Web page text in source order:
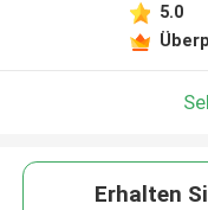
5.0
Erhalten